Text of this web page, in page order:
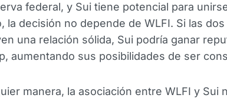
federal, y Sui tiene potencial para
la decisión no depende de WLFI. Si las
una relación sólida, Sui podría ganar
aumentando sus posibilidades de ser
manera, la asociación entre WLFI y Sui